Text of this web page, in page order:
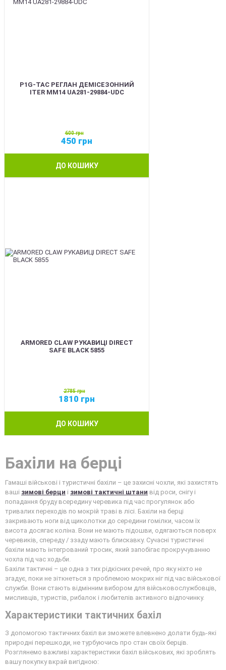
P1G-TAC РЕГЛАН ДЕМІСЕЗОННИЙ
ITER ММ14 UA281-29884-UDC
600грн
450 грн
ДО КОШИКУ
ARMORED CLAW РУКАВИЦІ DIRECT
SAFE BLACK 5855
2785грн
1810 грн
ДО КОШИКУ
Бахіли на берці
Гамаші військові і туристичні бахіли – це захисні чохли, які захистять
ваші зимові берци і зимові тактичні штани від роси, снігу і
попадання бруду всередину черевика під час прогулянок або
тривалих переходів по мокрій траві в лісі. Бахіли на берці
закривають ноги від щиколотки до середини гомілки, часом їх
висота досягає коліна. Вони не мають підошви, одягаються поверх
черевиків, спереду / ззаду мають блискавку. Сучасні туристичні
бахіли мають інтегрований тросик, який запобігає прокручуванню
чохла під час ходьби.
Бахіли тактичні – це одна з тих рідкісних речей, про яку ніхто не
згадує, поки не зіткнеться з проблемою мокрих ніг під час військової
служби. Вони стають відмінним вибором для військовослужбовців,
мисливців, туристів, рибалок і любителів активного відпочинку.
Характеристики тактичних бахіл
З допомогою тактичних бахіл ви зможете впевнено долати будь-які
природні перешкоди, не турбуючись про стан своїх берців.
Розглянемо важливі характеристики бахіл військових, які зроблять
вашу покупку вкрай вигідною: